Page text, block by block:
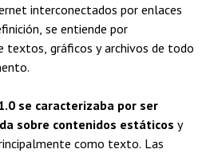
interconectados por enlaces
se entiende por
textos, gráficos y archivos de todo
se caracterizaba por ser
sobre contenidos estáticos y
como texto. Las